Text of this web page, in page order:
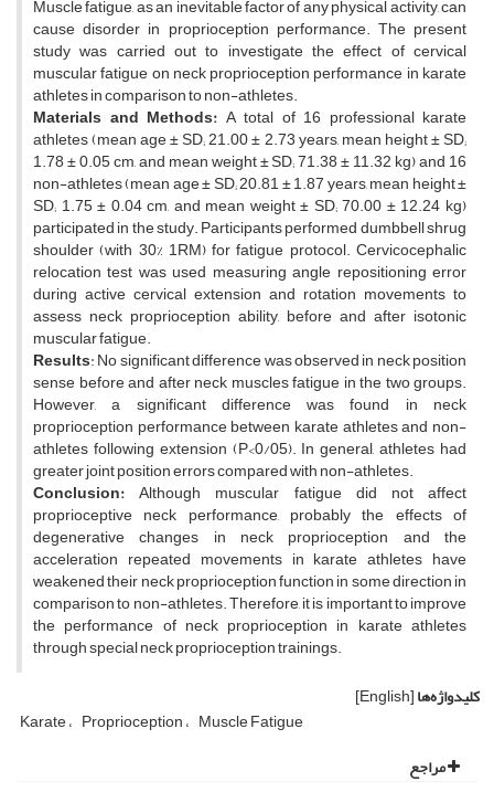
Muscle fatigue, as an inevitable factor of any physical activity, can
cause disorder in proprioception performance. The present
study was carried out to investigate the effect of cervical
muscular fatigue on neck proprioception performance in karate
athletes in comparison to non-athletes.
Materials and Methods: A total of 16 professional karate
athletes (mean age ± SD; 21.00 ± 2.73 years, mean height ± SD;
1.78 ± 0.05 cm, and mean weight ± SD; 71.38 ± 11.32 kg) and 16
non-athletes (mean age ± SD; 20.81 ± 1.87 years, mean height ±
SD; 1.75 ± 0.04 cm, and mean weight ± SD; 70.00 ± 12.24 kg)
participated in the study. Participants performed dumbbell shrug
shoulder (with 30% 1RM) for fatigue protocol. Cervicocephalic
relocation test was used measuring angle repositioning error
during active cervical extension and rotation movements to
assess neck proprioception ability, before and after isotonic
muscular fatigue.
Results: No significant difference was observed in neck position
sense before and after neck muscles fatigue in the two groups.
However, a significant difference was found in neck
proprioception performance between karate athletes and non-
athletes following extension (P<0/05). In general, athletes had
greater joint position errors compared with non-athletes.
Conclusion: Although muscular fatigue did not affect
proprioceptive neck performance, probably the effects of
degenerative changes in neck proprioception and the
acceleration repeated movements in karate athletes have
weakened their neck proprioception function in some direction in
comparison to non-athletes. Therefore, it is important to improve
the performance of neck proprioception in karate athletes
through special neck proprioception trainings.
کلیدواژه‌ها[English]
Karate Proprioception Muscle Fatigue
مراجع